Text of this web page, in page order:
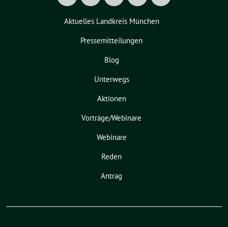
Aktuelles Landkreis München
Pressemitteilungen
Blog
Unterwegs
Aktionen
Vorträge/Webinare
Webinare
Reden
Antrag